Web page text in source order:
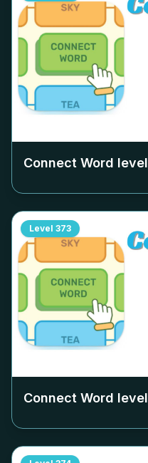
Connect Word level
Level 373
Connect Word level